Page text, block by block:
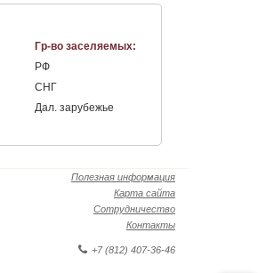
Гр-во заселяемых:
РФ
СНГ
Дал. зарубежье
Полезная информация
Карта сайта
Сотрудничество
Контакты
+7 (812) 407-36-46